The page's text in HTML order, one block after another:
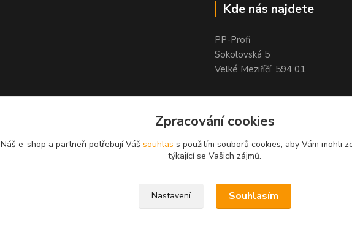
Kde nás najdete
PP-Profi
Sokolovská 5
Velké Meziříčí, 594 01
Zpracování cookies
Náš e-shop a partneři potřebují Váš souhlas s použitím souborů cookies, aby Vám mohli
týkající se Vašich zájmů.
Nastavení Souhlasím